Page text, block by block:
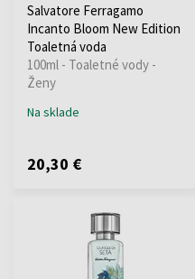
Salvatore Ferragamo
Incanto Bloom New Edition
Toaletná voda
100ml - Toaletné vody -
Ženy
Na sklade
20,30 €